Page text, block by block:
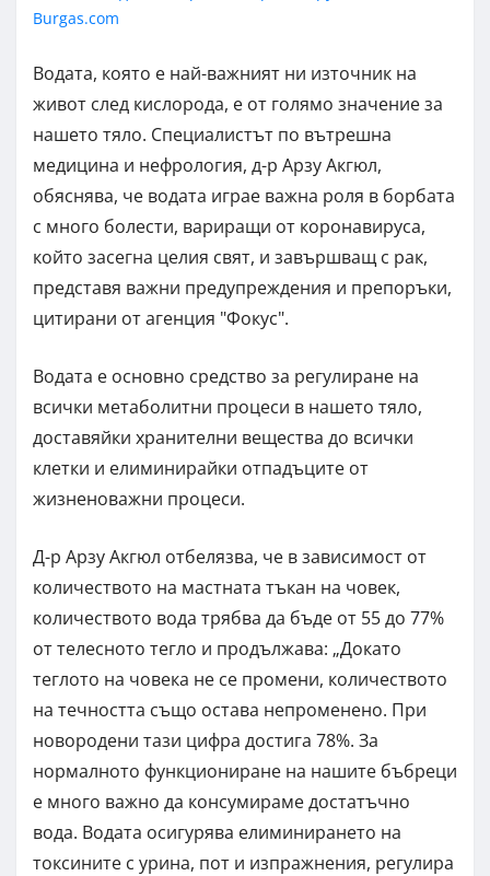
Водата, която е най-важният ни източник на
живот след кислорода, е от голямо значение за
нашето тяло. Специалистът по вътрешна
медицина и нефрология, д-р Арзу Акгюл,
обяснява, че водата играе важна роля в борбата
с много болести, вариращи от коронавируса,
който засегна целия свят, и завършващ с рак,
представя важни предупреждения и препоръки,
цитирани от агенция "Фокус".
Водата е основно средство за регулиране на
всички метаболитни процеси в нашето тяло,
доставяйки хранителни вещества до всички
клетки и елиминирайки отпадъците от
жизненоважни процеси.
Д-р Арзу Акгюл отбелязва, че в зависимост от
количеството на мастната тъкан на човек,
количеството вода трябва да бъде от 55 до 77%
от телесното тегло и продължава: „Докато
теглото на човека не се промени, количеството
на течността също остава непроменено. При
новородени тази цифра достига 78%. За
нормалното функциониране на нашите бъбреци
е много важно да консумираме достатъчно
вода. Водата осигурява елиминирането на
токсините с урина, пот и изпражнения, регулира